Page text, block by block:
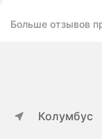
Больше отзывов
Колумбус